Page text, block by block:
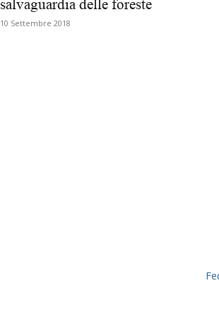
salvaguardia delle foreste
10 Settembre 2018